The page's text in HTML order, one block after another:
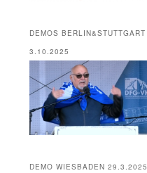
DEMOS BERLIN&STUTTGART
3.10.2025
DEMO WIESBADEN 29.3.2025